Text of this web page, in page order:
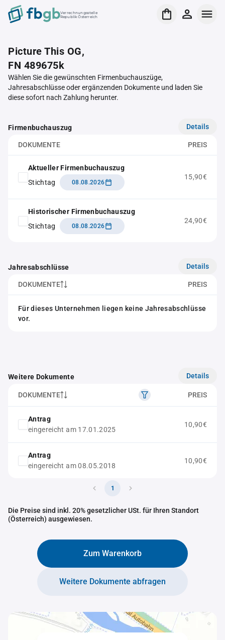
Verrechnungsstelle
Republik Österreich
Picture This OG,
FN 489675k
Wählen Sie die gewünschten Firmenbuchauszüge,
Jahresabschlüsse oder ergänzenden Dokumente und laden Sie
diese sofort nach Zahlung herunter.
Firmenbuchauszug Details
DOKUMENTE PREIS
Aktueller Firmenbuchauszug
Stichtag
08.08.2026
15,90€
Historischer Firmenbuchauszug
Stichtag
08.08.2026
24,90€
Jahresabschlüsse Details
DOKUMENTE PREIS
Für dieses Unternehmen liegen keine Jahresabschlüsse
vor.
Weitere Dokumente Details
DOKUMENTE PREIS
Antrag
eingereicht am 17.01.2025
10,90€
Antrag
eingereicht am 08.05.2018
10,90€
1
Die Preise sind inkl. 20% gesetzlicher USt. für Ihren Standort
(Österreich) ausgewiesen.
Zum Warenkorb
Weitere Dokumente abfragen